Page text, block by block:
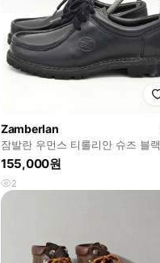
Zamberlan
잠발란 우먼스 티롤리안 슈즈 블랙
(37)
155,000원
2